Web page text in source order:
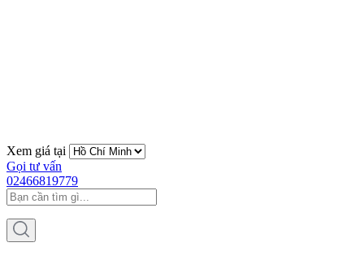
Xem giá tại
Gọi tư vấn
02466819779